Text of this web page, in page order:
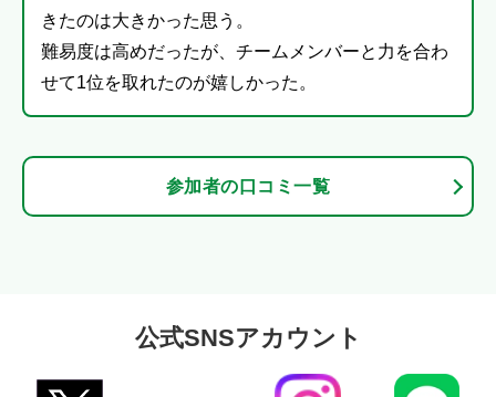
きたのは大きかった思う。
難易度は高めだったが、チームメンバーと力を合わ
せて1位を取れたのが嬉しかった。
参加者の口コミ一覧
公式SNSアカウント